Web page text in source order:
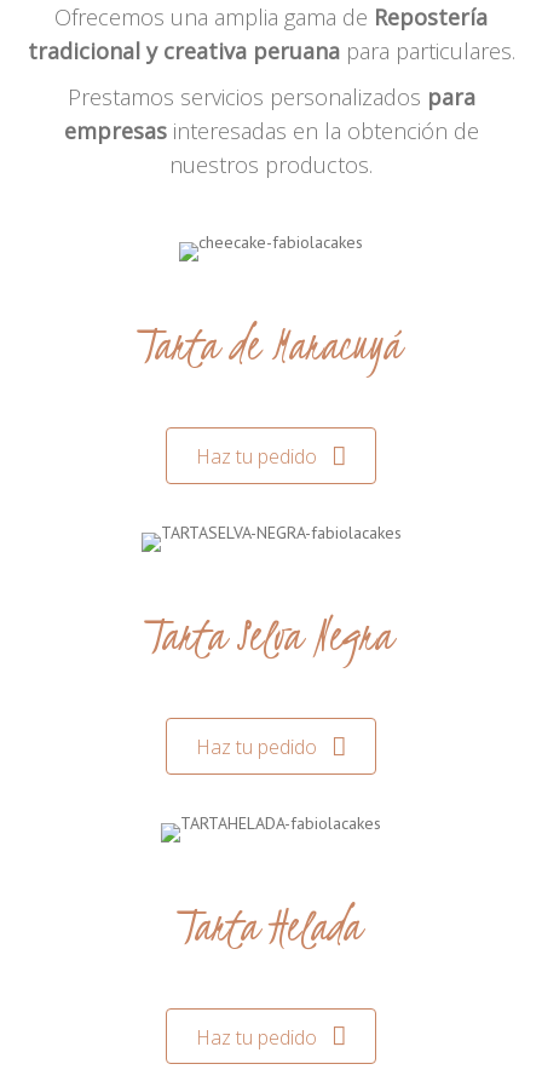
Ofrecemos una amplia gama de Repostería
tradicional y creativa peruanapara particulares.
Prestamos servicios personalizados para
empresasinteresadas en la obtención de
nuestros productos.
Tarta de Maracuyá
Haz tu pedido
Tarta Selva Negra
Haz tu pedido
Tarta Helada
Haz tu pedido